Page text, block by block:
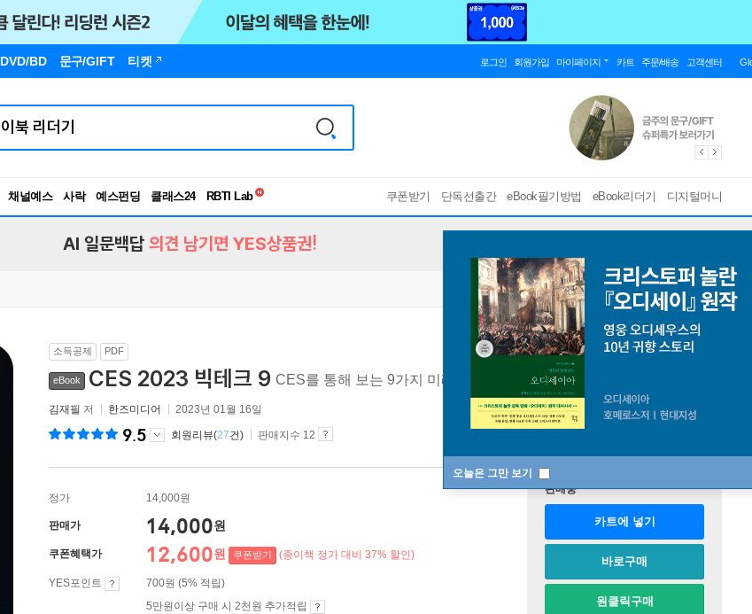
DVD/BD 문구/GIFT 티켓 로그인 회원가입 마이페이지 카트 주문/배송 고객센터
채널예스 사락 예스펀딩 클래스24
RBTI Lab
독서유형검사
쿠폰받기 단독선출간 eBook필기방법 eBook리더기 디지털머니
오늘은 그만 보기
AI 일문백답 의견 남기면 YES상품권!
소득공제 PDF
eBook CES 2023 빅테크 9 CES를 통해 보는 9가지 미래 기술 트렌드[ PDF ]
김재필 저 한즈미디어 2023년 01월 16일
9.5 회원리뷰(27건) 판매지수 12
정가 14,000원
판매가 14,000원
쿠폰혜택가 12,600원 쿠폰받기 (종이책 정가 대비 37% 할인)
YES포인트
700원 (5% 적립)
5만원이상 구매 시 2천원 추가적립
판매중
카트에 넣기
바로구매
원클릭구매